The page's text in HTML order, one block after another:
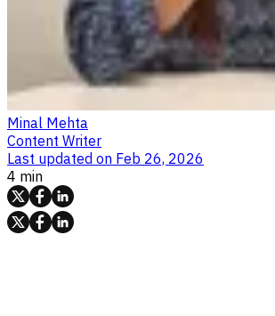
Minal Mehta
Content Writer
Last updated on Feb 26, 2026
4 min